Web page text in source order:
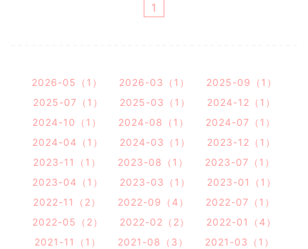
1
2026-05（1） 2026-03（1）
2025-09（1）
2025-07（1）
2025-03（1）
2024-12（1）
2024-10（1）
2024-08（1）
2024-07（1）
2024-04（1）
2024-03（1）
2023-12（1）
2023-11（1）
2023-08（1）
2023-07（1）
2023-04（1）
2023-03（1）
2023-01（1）
2022-11（2）
2022-09（4）
2022-07（1）
2022-05（2）
2022-02（2）
2022-01（4）
2021-11（1）
2021-08（3）
2021-03（1）